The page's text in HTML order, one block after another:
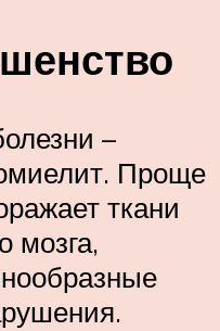
–
Проще
ткани
мозга,